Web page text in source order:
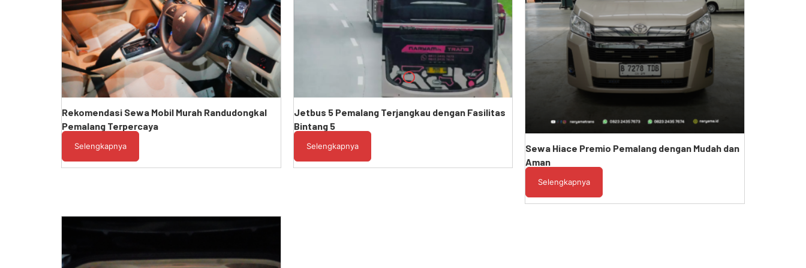
Rekomendasi Sewa Mobil Murah Randudongkal
Pemalang Terpercaya
Selengkapnya
Jetbus 5 Pemalang Terjangkau dengan Fasilitas
Bintang 5
Selengkapnya
Sewa Hiace Premio Pemalang dengan Mudah dan
Aman
Selengkapnya